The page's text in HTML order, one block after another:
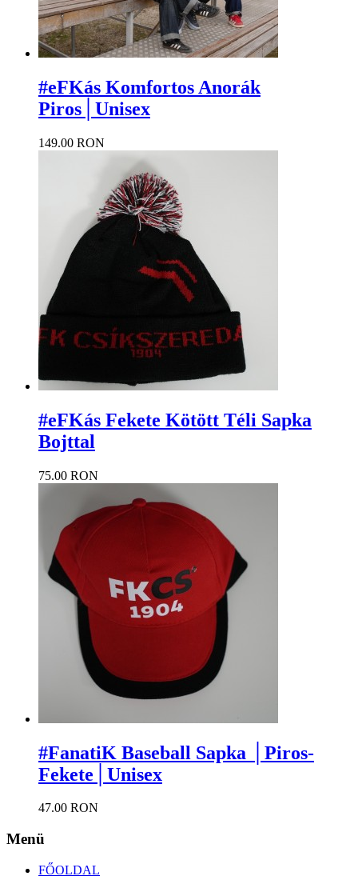
#eFKás Komfortos Anorák
Piros│Unisex
149.00 RON
#eFKás Fekete Kötött Téli Sapka
Bojttal
75.00 RON
#FanatiK Baseball Sapka │Piros-
Fekete│Unisex
47.00 RON
Menü
FŐOLDAL